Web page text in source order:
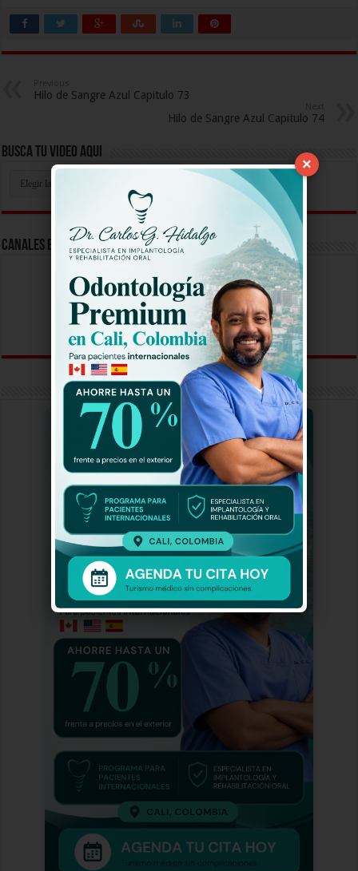
Hilo de Sangre Azul Capitulo 73
Hilo de Sangre Azul Capitulo 74
Busca Tu Video Aqui
Aqui
Canales En Vivo
×